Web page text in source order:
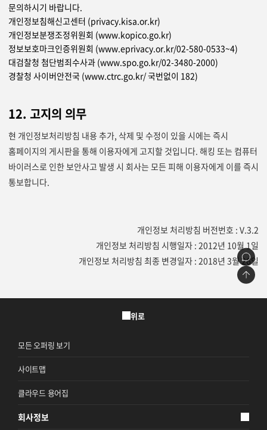
문의하시기 바랍니다.
개인정보침해신고센터 (privacy.kisa.or.kr)
개인정보분쟁조정위원회 (www.kopico.go.kr)
정보보호마크인증위원회 (www.eprivacy.or.kr/02-580-0533~4)
대검찰청 첨단범죄수사과 (www.spo.go.kr/02-3480-2000)
경찰청 사이버안전국 (www.ctrc.go.kr/ 국번없이 182)
12. 고지의 의무
현 개인정보처리방침 내용 추가, 삭제 및 수정이 있을 시에는 즉시
홈페이지의 게시판을 통해 이용자에게 고지할 것입니다. 해킹 또는 컴퓨터
바이러스로 인한 보안사고 발생 시 회사는 모든 피해 이용자에게 이를 즉시
통보합니다.
개인정보 처리방침 버전번호 : V.3.2
개인정보 처리방침 시행일자 : 2012년 10월 1일
개인정보 처리방침 최종 변경일자 : 2018년 3월 26일
위로
모든 오퍼링 보기
사이트맵
클라우드 용어집
회사정보